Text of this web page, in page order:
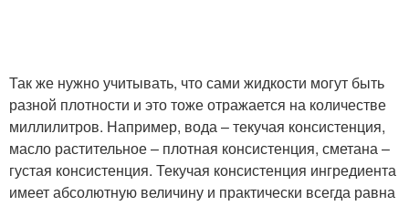
Так же нужно учитывать, что сами жидкости могут быть
разной плотности и это тоже отражается на количестве
миллилитров. Например, вода – текучая консистенция,
масло растительное – плотная консистенция, сметана –
густая консистенция. Текучая консистенция ингредиента
имеет абсолютную величину и практически всегда равна